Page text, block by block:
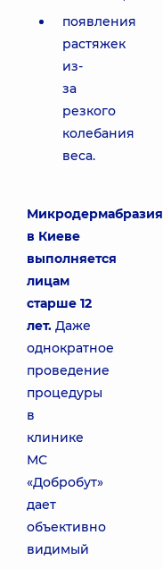
появления
растяжек
из-
за
резкого
колебания
веса.
Микродермабразия
в Киеве
выполняется
лицам
старше 12
лет. Даже
однократное
проведение
процедуры
в
клинике
МС
«Добробут»
дает
объективно
видимый